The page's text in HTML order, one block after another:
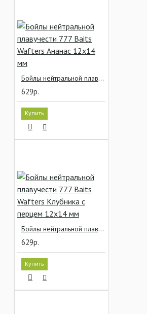
Бойлы нейтральной плавучести 777 Baits Wafters Ананас 12x14 мм
629р.
Купить
Бойлы нейтральной плавучести 777 Baits Wafters Клубника с перцем 12x14 мм
629р.
Купить